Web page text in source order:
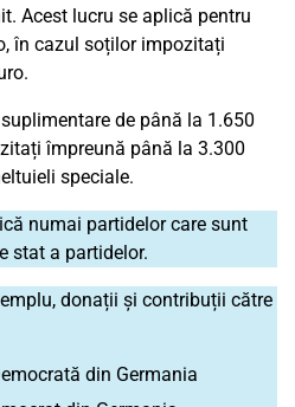
Acest lucru se aplică pentru
în cazul soților impozitați
de până la 1.650
împreună până la 3.300
speciale.
numai partidelor care sunt
stat a partidelor.
donații și contribuții către
din Germania